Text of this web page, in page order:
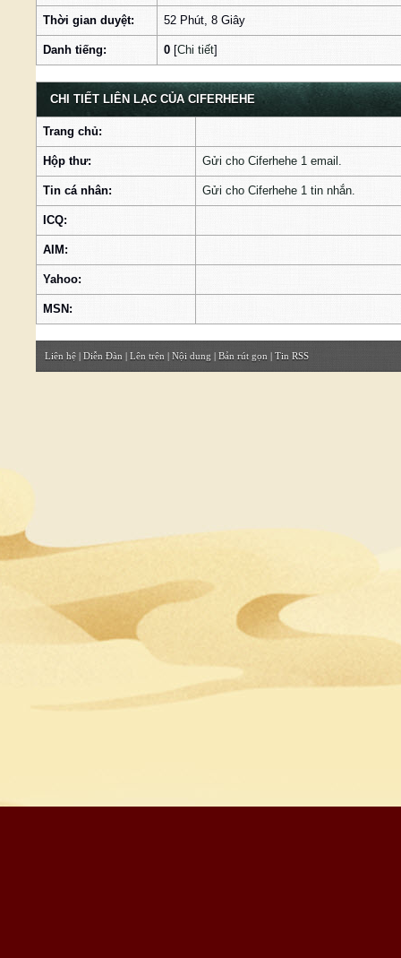
Thời gian duyệt: 52 Phút, 8 Giây
Danh tiếng: 0 [Chi tiết]
CHI TIẾT LIÊN LẠC CỦA CIFERHEHE
Trang chủ:
Hộp thư: Gửi cho Ciferhehe 1 email.
Tin cá nhân: Gửi cho Ciferhehe 1 tin nhắn.
ICQ:
AIM:
Yahoo:
MSN:
Liên hệ | Diễn Đàn | Lên trên | Nội dung | Bản rút gọn | Tin RSS